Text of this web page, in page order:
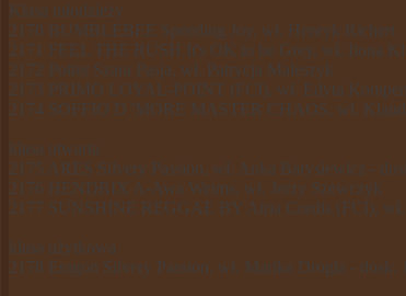
Klasa młodzieży
2170 BUMBLEBEE Speeding Joy, wł. Henryk Richert
2171 FEEL THE RUSH It's OK to be Grey, wł. Ilona
2172 Potter Szara Pasja, wł. Patrycja Maleszyk
2173 PRIMO LOYAL-POINT (FCI), wł. Edyta
2174 SOFFIO D 'MORE MASTER CHAOS, wł.
klasa otwarta
2175 ARES Silvery Passion, wł. Anka Barysiewicz -
2176 HENDRIX A-Awa Weims, wł. Jerzy Szewczyk
2177 SUNSHINE REGGAE BY Atria Cordis (FCI),
klasa użytkowa
2178 Eragon Silvery Passion, wł. Marika Drogla - dosk.